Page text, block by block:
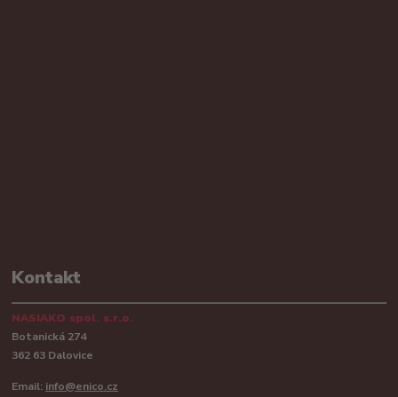
Kontakt
NASIAKO spol. s.r.o.
Botanická 274
362 63 Dalovice
Email: info@enico.cz